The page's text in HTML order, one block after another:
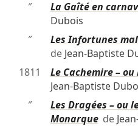
″ La Gaîté en
Dubois
″
Les Infortunes
de Jean-Baptiste
1811
Le Cachemire –
Jean-Baptiste
″
Les Dragées – ou
Monarquede